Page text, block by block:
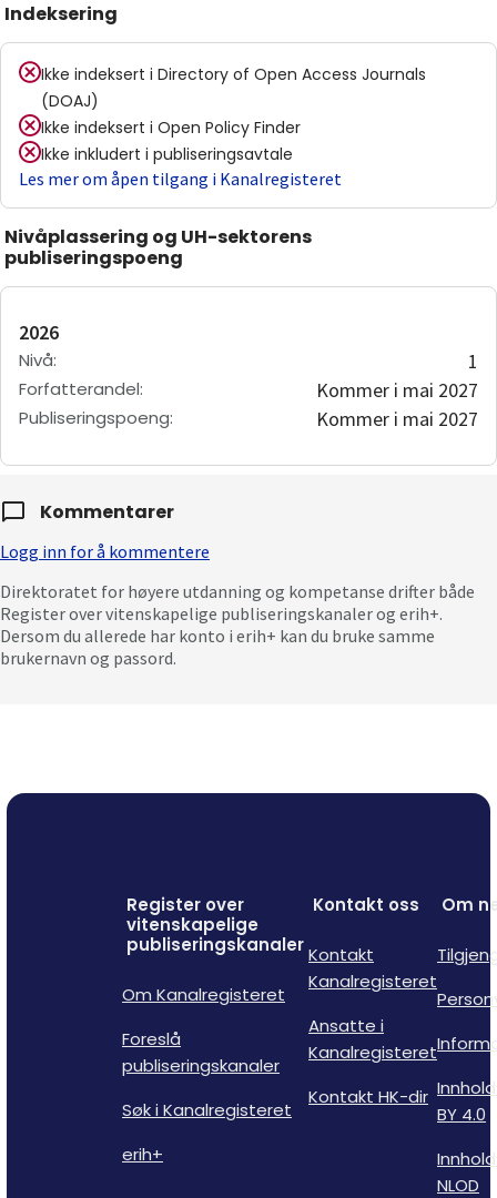
Indeksering
Ikke indeksert i Directory of Open Access Journals
(DOAJ)
Ikke indeksert i Open Policy Finder
Ikke inkludert i publiseringsavtale
Les mer om åpen tilgang i Kanalregisteret
Nivåplassering og UH-sektorens
publiseringspoeng
2026
Nivå: 1
Forfatterandel: Kommer i mai 2027
Publiseringspoeng: Kommer i mai 2027
Kommentarer
Logg inn for å kommentere
Direktoratet for høyere utdanning og kompetanse drifter både
Register over vitenskapelige publiseringskanaler og erih+.
Dersom du allerede har konto i erih+ kan du bruke samme
brukernavn og passord.
Register over
vitenskapelige
publiseringskanaler
Om Kanalregisteret
Foreslå
publiseringskanaler
Søk i Kanalregisteret
erih+
Kontakt oss
Kontakt
Kanalregisteret
Ansatte i
Kanalregisteret
Kontakt HK-dir
Om
BY 4.0
NLOD